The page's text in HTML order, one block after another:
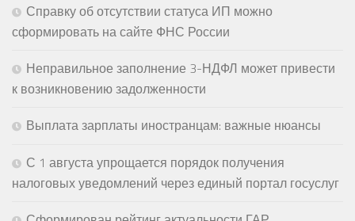
Справку об отсутствии статуса ИП можно
сформировать на сайте ФНС России
Неправильное заполнение 3-НДФЛ может привести
к возникновению задолженности
Выплата зарплаты иностранцам: важные нюансы
С 1 августа упрощается порядок получения
налоговых уведомлений через единый портал госуслуг